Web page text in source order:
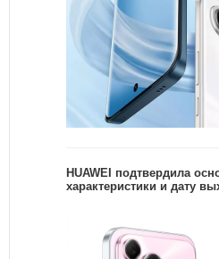
HUAWEI подтвердила
характеристики и дату